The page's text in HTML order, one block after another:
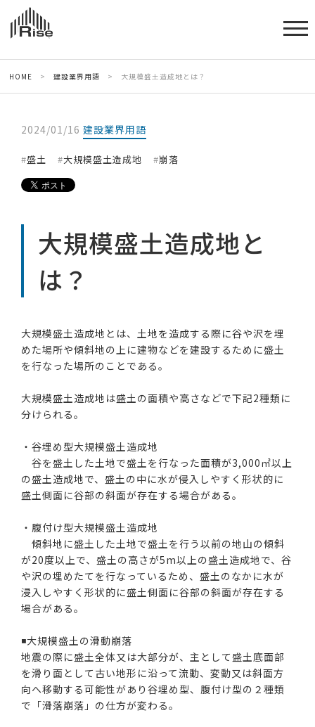
HOME > 建設業界用語 > 大規模盛土造成地とは？
2024/01/16 建設業界用語
盛土 大規模盛土造成地 崩落
大規模盛土造成地と
は？
大規模盛土造成地とは、土地を造成する際に谷や沢を埋
めた場所や傾斜地の上に建物などを建設するために盛土
を行なった場所のことである。
大規模盛土造成地は盛土の面積や高さなどで下記2種類に
分けられる。
・谷埋め型大規模盛土造成地
谷を盛土した土地で盛土を行なった面積が3,000㎡以上
の盛土造成地で、盛土の中に水が侵入しやすく形状的に
盛土側面に谷部の斜面が存在する場合がある。
・腹付け型大規模盛土造成地
傾斜地に盛土した土地で盛土を行う以前の地山の傾斜
が20度以上で、盛土の高さが5m以上の盛土造成地で、谷
や沢の埋めたてを行なっているため、盛土のなかに水が
浸入しやすく形状的に盛土側面に谷部の斜面が存在する
場合がある。
◾️大規模盛土の滑動崩落
地震の際に盛土全体又は大部分が、主として盛土底面部
を滑り面として古い地形に沿って流動、変動又は斜面方
向へ移動する可能性があり谷埋め型、腹付け型の２種類
で「滑落崩落」の仕方が変わる。